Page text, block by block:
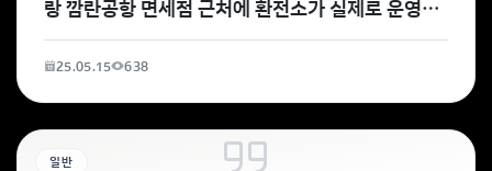
랑 깜란공항 면세점 근처에 환전소가 실제로 운영되
고 있는지 궁금합니다. 공항
25.05.15 638
일반